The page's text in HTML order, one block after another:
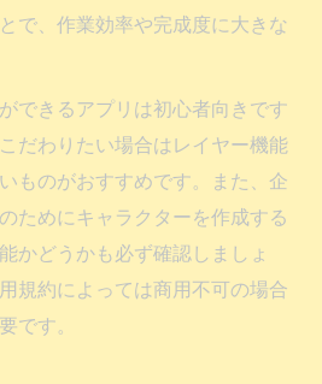
で、作業効率や完成度に大きな
できるアプリは初心者向きです
だわりたい場合はレイヤー機能
ものがおすすめです。また、企
ためにキャラクターを作成する
かどうかも必ず確認しましょ
規約によっては商用不可の場合
です。